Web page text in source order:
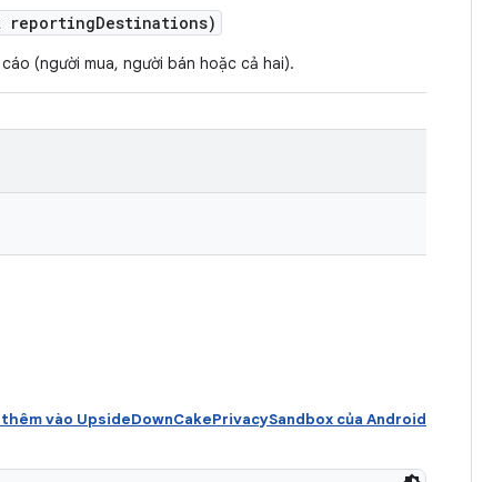
reportingDestinations)
(người mua, người bán hoặc cả hai).
vào UpsideDownCakePrivacySandbox của Android